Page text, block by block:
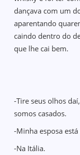
dançava com um
aparentando
caindo dentro do
que lhe cai bem.
-Tire seus olhos
somos casados.
-Minha esposa está
-Na Itália.